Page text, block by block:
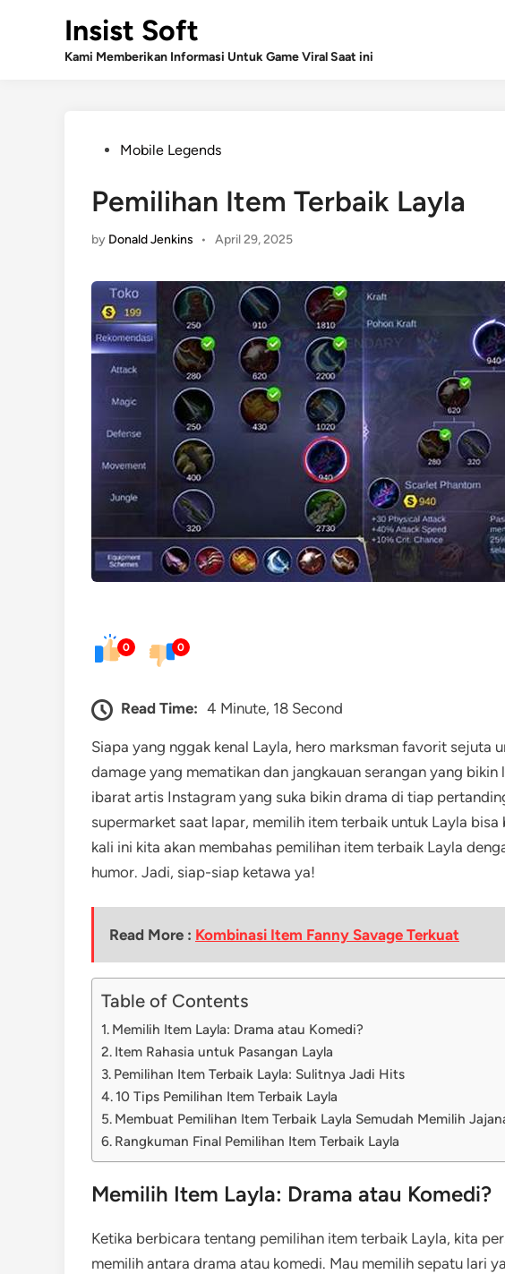
Insist Soft
Kami Memberikan Informasi Untuk Game Viral Saat ini
PostedMobile Legends
Pemilihan Item Terbaik Layla
by Donald Jenkins • April 29, 2025
0 0
Read Time: 4 Minute, 18 Second
Siapa yang nggak kenal Layla, hero marksman favorit sejuta
damage yang mematikan dan jangkauan serangan yang
ibarat artis Instagram yang suka bikin drama di tiap
supermarket saat lapar, memilih item terbaik untuk Layla
kali ini kita akan membahas pemilihan item terbaik Layla
humor. Jadi, siap-siap ketawa ya!
Read More : Kombinasi Item Fanny Savage Terkuat
Table of Contents
Memilih Item Layla: Drama atau Komedi?
Item Rahasia untuk Pasangan Layla
Pemilihan Item Terbaik Layla: Sulitnya Jadi Hits
10 Tips Pemilihan Item Terbaik Layla
Membuat Pemilihan Item Terbaik Layla Semudah Memilih
Rangkuman Final Pemilihan Item Terbaik Layla
Memilih Item Layla: Drama atau Komedi?
Ketika berbicara tentang pemilihan item terbaik Layla, kita
memilih antara drama atau komedi. Mau memilih sepatu lari